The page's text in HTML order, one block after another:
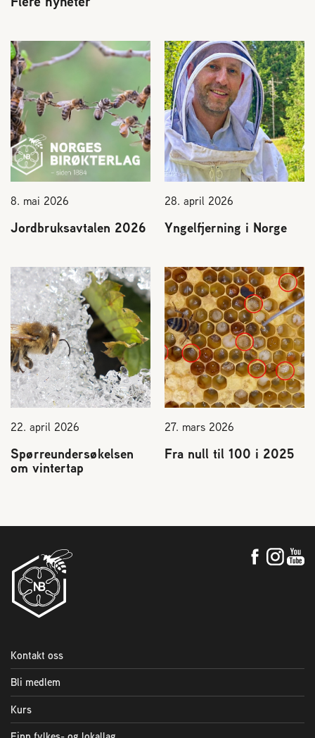
8. mai 2026
Jordbruksavtalen 2026
28. april 2026
Yngelfjerning i Norge
22. april 2026
Spørreundersøkelsen
om vintertap
27. mars 2026
Fra null til 100 i 2025
Kontakt oss
Bli medlem
Kurs